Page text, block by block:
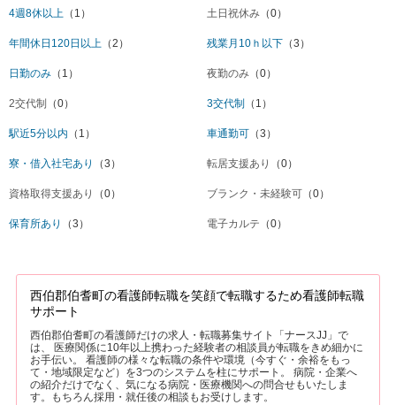
4週8休以上 （1） 土日祝休み （0）
年間休日120日以上 （2） 残業月10ｈ以下 （3）
日勤のみ （1） 夜勤のみ （0）
2交代制 （0） 3交代制 （1）
駅近5分以内 （1） 車通勤可 （3）
寮・借入社宅あり （3） 転居支援あり （0）
資格取得支援あり （0） ブランク・未経験可 （0）
保育所あり （3） 電子カルテ （0）
西伯郡伯耆町の看護師転職を笑顔で転職するため看護師転職
サポート
西伯郡伯耆町の看護師だけの求人・転職募集サイト「ナースJJ」で
は、 医療関係に10年以上携わった経験者の相談員が転職をきめ細かに
お手伝い。 看護師の様々な転職の条件や環境（今すぐ・余裕をもっ
て・地域限定など）を3つのシステムを柱にサポート。 病院・企業へ
の紹介だけでなく、気になる病院・医療機関への問合せもいたしま
す。もちろん採用・就任後の相談もお受けします。